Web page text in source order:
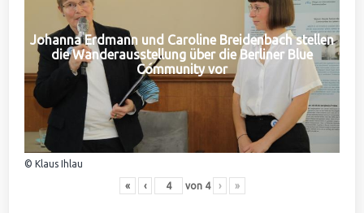
Johanna Erdmann und Caroline Breidenbach stellen
die Wanderausstellung über die Berliner Blue
Community vor
© Klaus Ihlau
« ‹ von 4 › »